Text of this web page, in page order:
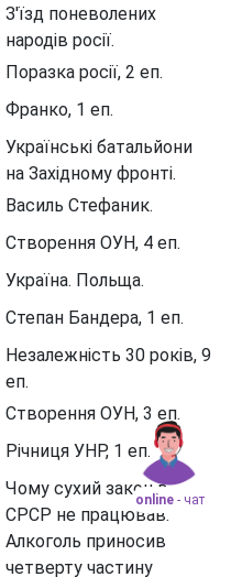
online - чат
З'їзд поневолених
народів росії.
Поразка росії, 2 еп.
Франко, 1 еп.
Українські батальйони
на Західному фронті.
Василь Стефаник.
Створення ОУН, 4 еп.
Україна. Польща.
Степан Бандера, 1 еп.
Незалежність 30 років, 9
еп.
Створення ОУН, 3 еп.
Річниця УНР, 1 еп.
Чому сухий закон в
СРСР не працював.
Алкоголь приносив
четверту частину